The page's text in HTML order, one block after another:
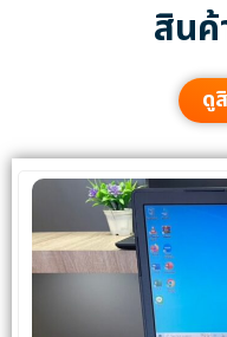
สินค้
ดู